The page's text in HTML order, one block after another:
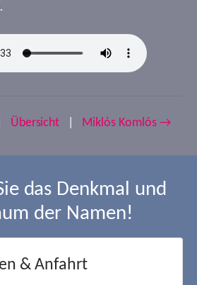
Übersicht Miklós Komlós →
das Denkmal und
der Namen!
& Anfahrt